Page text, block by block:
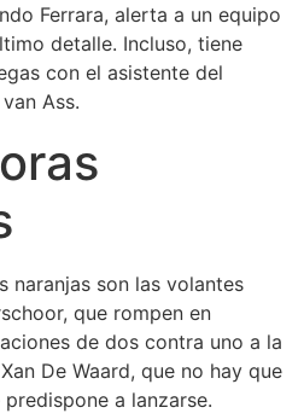
Ferrara, alerta a un equipo
detalle. Incluso, tiene
con el asistente del
Ass.
naranjas son las volantes
que rompen en
de dos contra uno a la
De Waard, que no hay que
a lanzarse.